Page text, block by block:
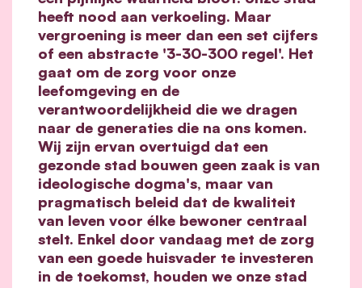
heeft nood aan verkoeling. Maar
vergroening is meer dan een set cijfers
of een abstracte '3-30-300 regel'. Het
gaat om de zorg voor onze
leefomgeving en de
verantwoordelijkheid die we dragen
naar de generaties die na ons komen.
Wij zijn ervan overtuigd dat een
gezonde stad bouwen geen zaak is van
ideologische dogma's, maar van
pragmatisch beleid dat de kwaliteit
van leven voor élke bewoner centraal
stelt. Enkel door vandaag met de zorg
van een goede huisvader te investeren
in de toekomst, houden we onze stad